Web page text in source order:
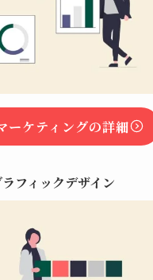
ーケティングの詳細
ラフィックデザイン